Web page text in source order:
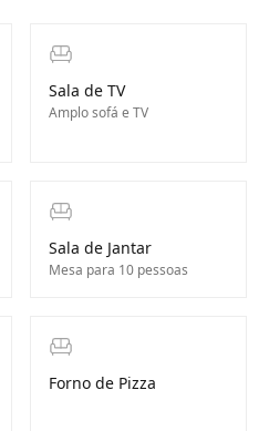
Sala de TV
Amplo sofá e TV
Sala de Jantar
Mesa para 10 pessoas
Forno de Pizza